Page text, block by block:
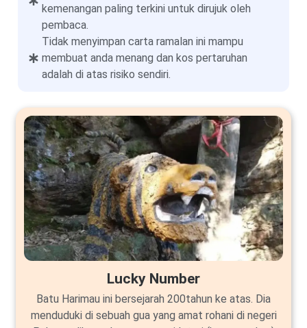
kemenangan paling terkini untuk dirujuk oleh
pembaca.
Tidak menyimpan carta ramalan ini mampu
membuat anda menang dan kos pertaruhan
adalah di atas risiko sendiri.
Lucky Number
Batu Harimau ini bersejarah 200tahun ke atas. Dia
menduduki di sebuah gua yang amat rohani di negeri